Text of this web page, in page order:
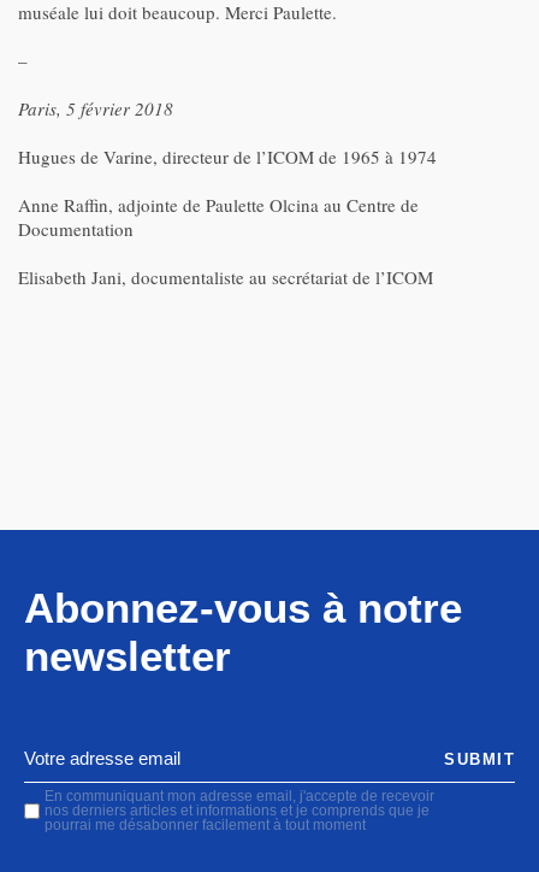
muséale lui doit beaucoup. Merci Paulette.
–
Paris, 5 février 2018
Hugues de Varine, directeur de l’ICOM de 1965 à 1974
Anne Raffin, adjointe de Paulette Olcina au Centre de
Documentation
Elisabeth Jani, documentaliste au secrétariat de l’ICOM
Abonnez-vous à notre
newsletter
En communiquant mon adresse email, j'accepte de recevoir
nos derniers articles et informations et je comprends que je
pourrai me désabonner facilement à tout moment
SUBMIT